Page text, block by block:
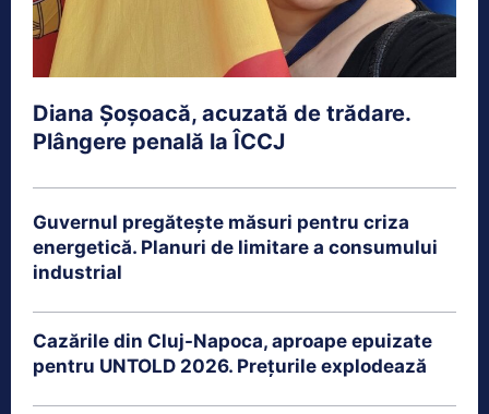
Diana Șoșoacă, acuzată de trădare.
Plângere penală la ÎCCJ
Guvernul pregătește măsuri pentru criza
energetică. Planuri de limitare a consumului
industrial
Cazările din Cluj-Napoca, aproape epuizate
pentru UNTOLD 2026. Prețurile explodează